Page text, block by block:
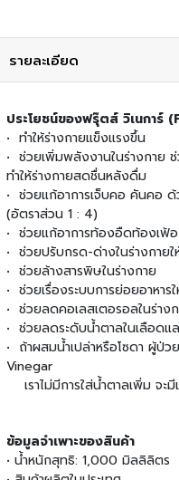
รายละเอียด
ประโยชน์ของฟรุ๊ตส์ วิเนกา
• ทำให้ร่างกายแข็งแรงขึ้น
• ช่วยเพิ่มพลังงานในร่างกาย
ทำให้ร่างกายสดชื่นหลังดื่ม
• ช่วยแก้อาการเจ็บคอ คันคอ
(อัตราส่วน 1 : 4)
• ช่วยแก้อาการท้องอืดท้องเฟ้อ
• ช่วยปรับกรด-ด่างในร่างกาย
• ช่วยล้างสารพิษในร่างกาย
• ช่วยเรื่องระบบการย่อยอาหา
• ช่วยลดคอเลสเตอรอลในร่าง
• ช่วยลดระดับน้ำตาลในเลือดแ
• ถ้าผสมน้ำเปล่าหรือโซดา ผู้ป่ว
Vinegar
เราไม่มีการใส่น้ำตาลเพิ่ม จะ
ข้อมูลจำเพาะของสินค้า
• น้ำหนักสุทธิ: 1,000 มิลลิลิตร